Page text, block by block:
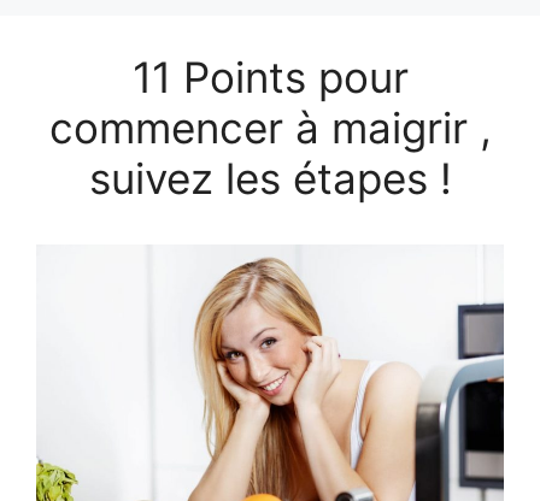
11 Points pour
commencer à maigrir ,
suivez les étapes !